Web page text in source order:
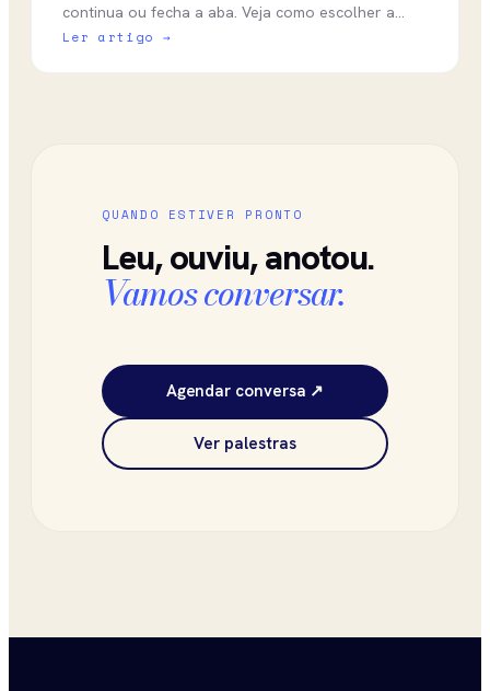
continua ou fecha a aba. Veja como escolher a
foto certa e o que evitar para não perder
Ler artigo →
QUANDO ESTIVER PRONTO
Leu, ouviu, anotou.
Vamos conversar.
Agendar conversa ↗
Ver palestras